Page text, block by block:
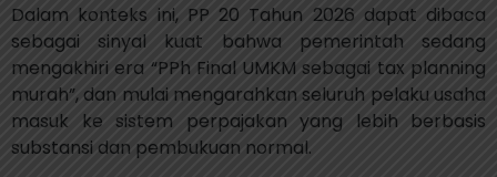
Dalam konteks ini, PP 20 Tahun 2026 dapat dibaca
sebagai sinyal kuat bahwa pemerintah sedang
mengakhiri era “PPh Final UMKM sebagai tax planning
murah”, dan mulai mengarahkan seluruh pelaku usaha
masuk ke sistem perpajakan yang lebih berbasis
substansi dan pembukuan normal.